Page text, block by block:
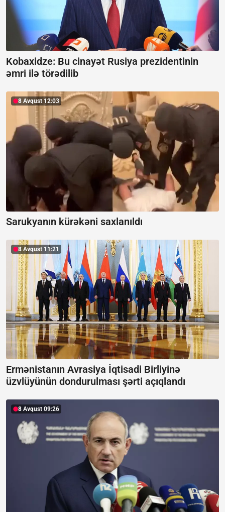
Kobaxidze: Bu cinayət Rusiya prezidentinin
əmri ilə törədilib
8 Avqust 12:03
Sarukyanın kürəkəni saxlanıldı
8 Avqust 11:21
Ermənistanın Avrasiya İqtisadi Birliyinə
üzvlüyünün dondurulması şərti açıqlandı
8 Avqust 09:26